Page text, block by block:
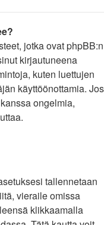
jotka ovat phpBB:n
kirjautuneena
kuten luettujen
käyttöönottamia. Jos
ongelmia,
tallennetaan
vieraile omissa
klikkaamalla